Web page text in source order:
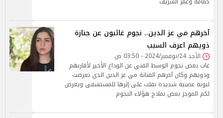
آخرهم مي عز الدين.. نجوم غائبون عن جنازة
ذويهم اعرف السبب
الأحد 24/نوفمبر/2024 - 03:50 ص
غاب بعض نجوم الوسط الفني عن الوداع الأخير لأقاربهم
وذويهم وكان آخرهم الفنانة مي عز الدين الذي تعرضت
لنوبة عصبية شديدة نقلت على إثرها للمستشفى ويعرض
لكم الموجز بعض نماذج هؤلاء النجوم